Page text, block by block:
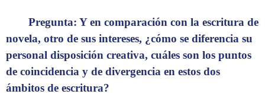
Pregunta: Y en comparación con la escritura de
novela, otro de sus intereses, ¿cómo se diferencia su
personal disposición creativa, cuáles son los puntos
de coincidencia y de divergencia en estos dos
ámbitos de escritura?